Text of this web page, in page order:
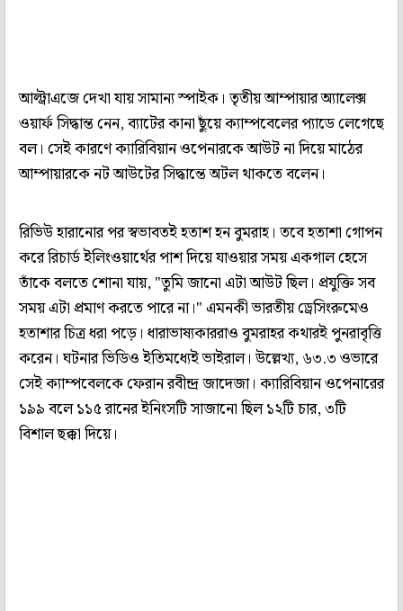
আল্ট্রাএজে দেখা যায় সামান্য স্পাইক। তৃতীয় আম্পায়ার অ্যালেক্স
ওয়ার্ফ সিদ্ধান্ত নেন, ব্যাটের কানা ছুঁয়ে ক্যাম্পবেলের প্যাডে লেগেছে
বল। সেই কারণে ক্যারিবিয়ান ওপেনারকে আউট না দিয়ে মাঠের
আম্পায়ারকে নট আউটের সিদ্ধান্তে অটল থাকতে বলেন।
রিভিউ হারানোর পর স্বভাবতই হতাশ হন বুমরাহ। তবে হতাশা গোপন
করে রিচার্ড ইলিংওয়ার্থের পাশ দিয়ে যাওয়ার সময় একগাল হেসে
তাঁকে বলতে শোনা যায়, "তুমি জানো এটা আউট ছিল। প্রযুক্তি সব
সময় এটা প্রমাণ করতে পারে না।" এমনকী ভারতীয় ড্রেসিংরুমেও
হতাশার চিত্র ধরা পড়ে। ধারাভাষ্যকাররাও বুমরাহর কথারই পুনরাবৃত্তি
করেন। ঘটনার ভিডিও ইতিমধ্যেই ভাইরাল। উল্লেখ্য, ৬৩.৩ ওভারে
সেই ক্যাম্পবেলকে ফেরান রবীন্দ্র জাদেজা। ক্যারিবিয়ান ওপেনারের
১৯৯ বলে ১১৫ রানের ইনিংসটি সাজানো ছিল ১২টি চার, ৩টি
বিশাল ছক্কা দিয়ে।